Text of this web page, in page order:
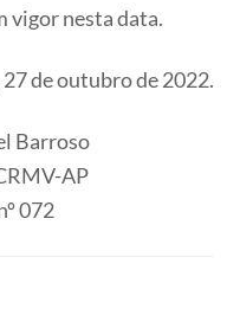
vigor nesta data.
de outubro de 2022.
Barroso
AP
072